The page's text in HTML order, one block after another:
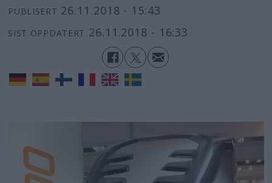
PUBLISERT 26.11.2018 - 15:43
SIST OPPDATERT 26.11.2018 - 16:33